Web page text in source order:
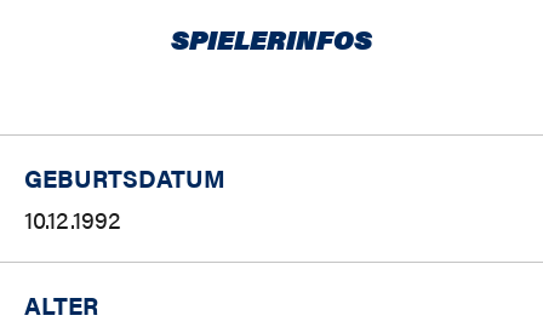
SPIELERINFOS
GEBURTSDATUM
10.12.1992
ALTER